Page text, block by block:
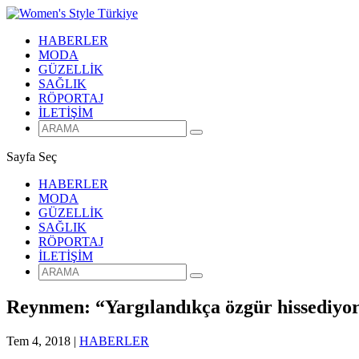
HABERLER
MODA
GÜZELLİK
SAĞLIK
RÖPORTAJ
İLETİŞİM
Sayfa Seç
HABERLER
MODA
GÜZELLİK
SAĞLIK
RÖPORTAJ
İLETİŞİM
Reynmen: “Yargılandıkça özgür
Tem 4, 2018 | HABERLER